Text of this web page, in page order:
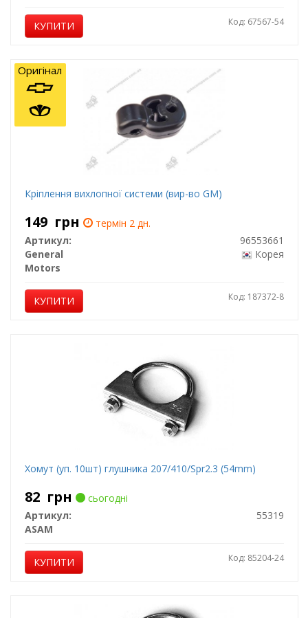
КУПИТИ Код: 67567-54
Кріплення вихлопної системи (вир-во GM)
149 грн
термін 2 дн.
Артикул:
96553661
General
Motors
Корея
КУПИТИ Код: 187372-8
Оригінал
Хомут (уп. 10шт) глушника 207/410/Spr2.3 (54mm)
82 грн
сьогодні
Артикул:
55319
ASAM
КУПИТИ Код: 85204-24